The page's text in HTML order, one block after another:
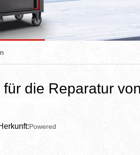
die Reparatur von
Powered